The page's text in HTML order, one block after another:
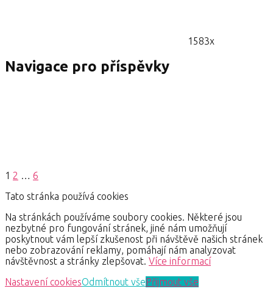
1583x
Navigace pro příspěvky
1 2 … 6
Tato stránka používá cookies
Na stránkách používáme soubory cookies. Některé jsou
nezbytné pro fungování stránek, jiné nám umožňují
poskytnout vám lepší zkušenost při návštěvě našich stránek
nebo zobrazování reklamy, pomáhají nám analyzovat
návštěvnost a stránky zlepšovat. Více informací
Nastavení cookiesOdmítnout všePřijmout vše